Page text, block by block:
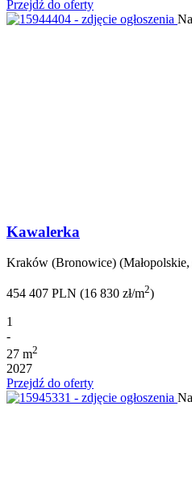
Przejdź do oferty
Kawalerka
Kraków (Bronowice)
454 407 PLN (16 830 zł/m2)
1
-
27 m2
2027
Przejdź do oferty